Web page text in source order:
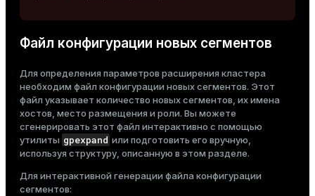
Файл конфигурации новых сегментов
Для определения параметров расширения кластера
необходим файл конфигурации новых сегментов. Этот
файл указывает количество новых сегментов, их имена
хостов, место размещения и роли. Вы можете
сгенерировать этот файл интерактивно с помощью
утилиты gpexpand или подготовить его вручную,
используя структуру, описанную в этом разделе.
Для интерактивной генерации файла конфигурации
сегментов: